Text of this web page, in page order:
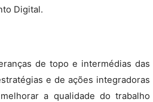
Digital.
de topo e intermédias das
e de ações integradoras
a qualidade do trabalho